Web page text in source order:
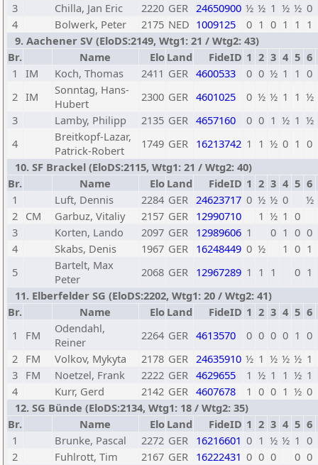
3
Chilla, Jan Eric 2220 GER 24650900 ½ ½ 1 ½ ½ 0
4
Bolwerk, Peter 2175 NED 1009125 0 1 0 1 1 1
9. Aachener SV (EloDS:2149, Wtg1: 21 / Wtg2: 43)
Br.
Name Elo Land FideID 1 2 3 4 5 6
1
IM Koch, Thomas 2411 GER 4600533 0 0 ½ 1 1 0
2 IM
Sonntag, Hans-
Hubert
2300 GER 4601025 0 ½ ½ 1 1 ½
3
Lamby, Philipp 2135 GER 4657160 0 0 1 ½ 1 ½
4
Breitkopf-Lazar,
Patrick-Robert
1749 GER 16213742 1 1 ½ 0 1 0
10. SF Brackel (EloDS:2115, Wtg1: 21 / Wtg2: 40)
Br.
Name Elo Land FideID 1 2 3 4 5 6
1
Luft, Dennis 2284 GER 24623717 0 ½ ½ 0
½
2 CM Garbuz, Vitaliy 2157 GER 12990710 1 ½ 1 0
3
Korten, Lando 2097 GER 12989606 1 0 1 0 0
4
Skabs, Denis 1967 GER 16248449 0 ½ 1 0 1
5
Bartelt, Max
Peter
2068 GER 12967289 1 1 1 0 1
11. Elberfelder SG (EloDS:2202, Wtg1: 20 / Wtg2: 41)
Br.
Name Elo Land FideID 1 2 3 4 5 6
1
FM
Odendahl,
Reiner
2264 GER 4613570 0 0 0 0 1 0
2 FM Volkov, Mykyta 2178 GER 24635910 ½ 1 ½ ½ ½ 1
3 FM Noetzel, Frank 2222 GER 4629655 1 ½ 1 1 ½ 1
4
Kurr, Gerd 2142 GER 4607678 1 0 0 1 ½ 0
12. SG Bünde (EloDS:2134, Wtg1: 18 / Wtg2: 35)
Br.
Name Elo Land FideID 1 2 3 4 5 6
1
Brunke, Pascal 2272 GER 16216601 0 1 ½ ½ 1 0
2
Fuhlrott, Tim 2167 GER 16222431 0 0 0 0 0